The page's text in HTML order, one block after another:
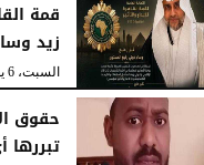
قمة
زيد
السبت، 6 يونيو 2026
حقوق